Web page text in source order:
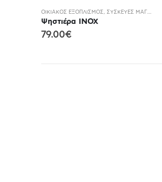
Μίξερ Χειρός Bosch MFQ36400
50.00 €